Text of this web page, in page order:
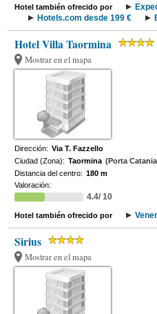
Hotel también ofrecido por
Hotels.com desde 199 €
Hotel Villa Taormina
Mostrar en el mapa
Dirección: Via T. Fazzello
Ciudad (Zona): Taormina (Porta
Distancia del centro: 180 m
Valoración:
4.4/ 10
Hotel también ofrecido por
Sirius
Mostrar en el mapa